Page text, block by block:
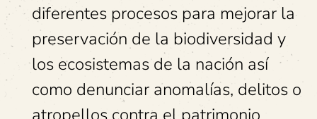
diferentes procesos para mejorar la
preservación de la biodiversidad y
los ecosistemas de la nación así
como denunciar anomalías, delitos o